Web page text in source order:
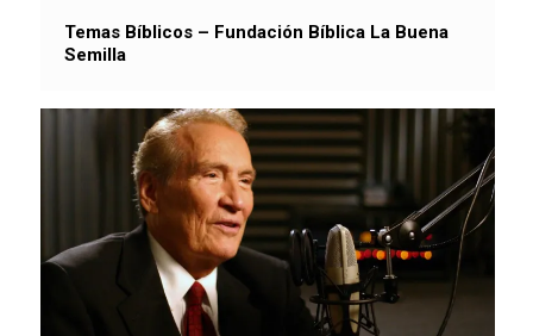
Temas Bíblicos – Fundación Bíblica La Buena
Semilla